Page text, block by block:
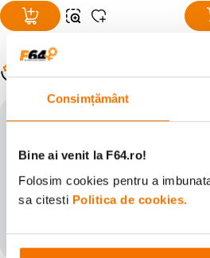
Consimțământ
Bine ai venit la F64.ro!
Folosim cookies pentru a
sa citesti Politica de cookies.
Populare în aceeași